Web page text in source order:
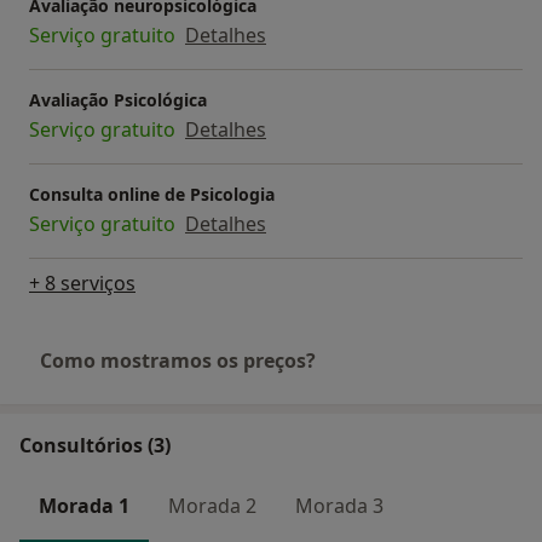
Avaliação neuropsicológica
Serviço gratuito Detalhes
Avaliação Psicológica
Serviço gratuito Detalhes
Consulta online de Psicologia
Serviço gratuito Detalhes
+ 8 serviços
Como mostramos os preços?
Consultórios (3)
Morada 1 Morada 2 Morada 3